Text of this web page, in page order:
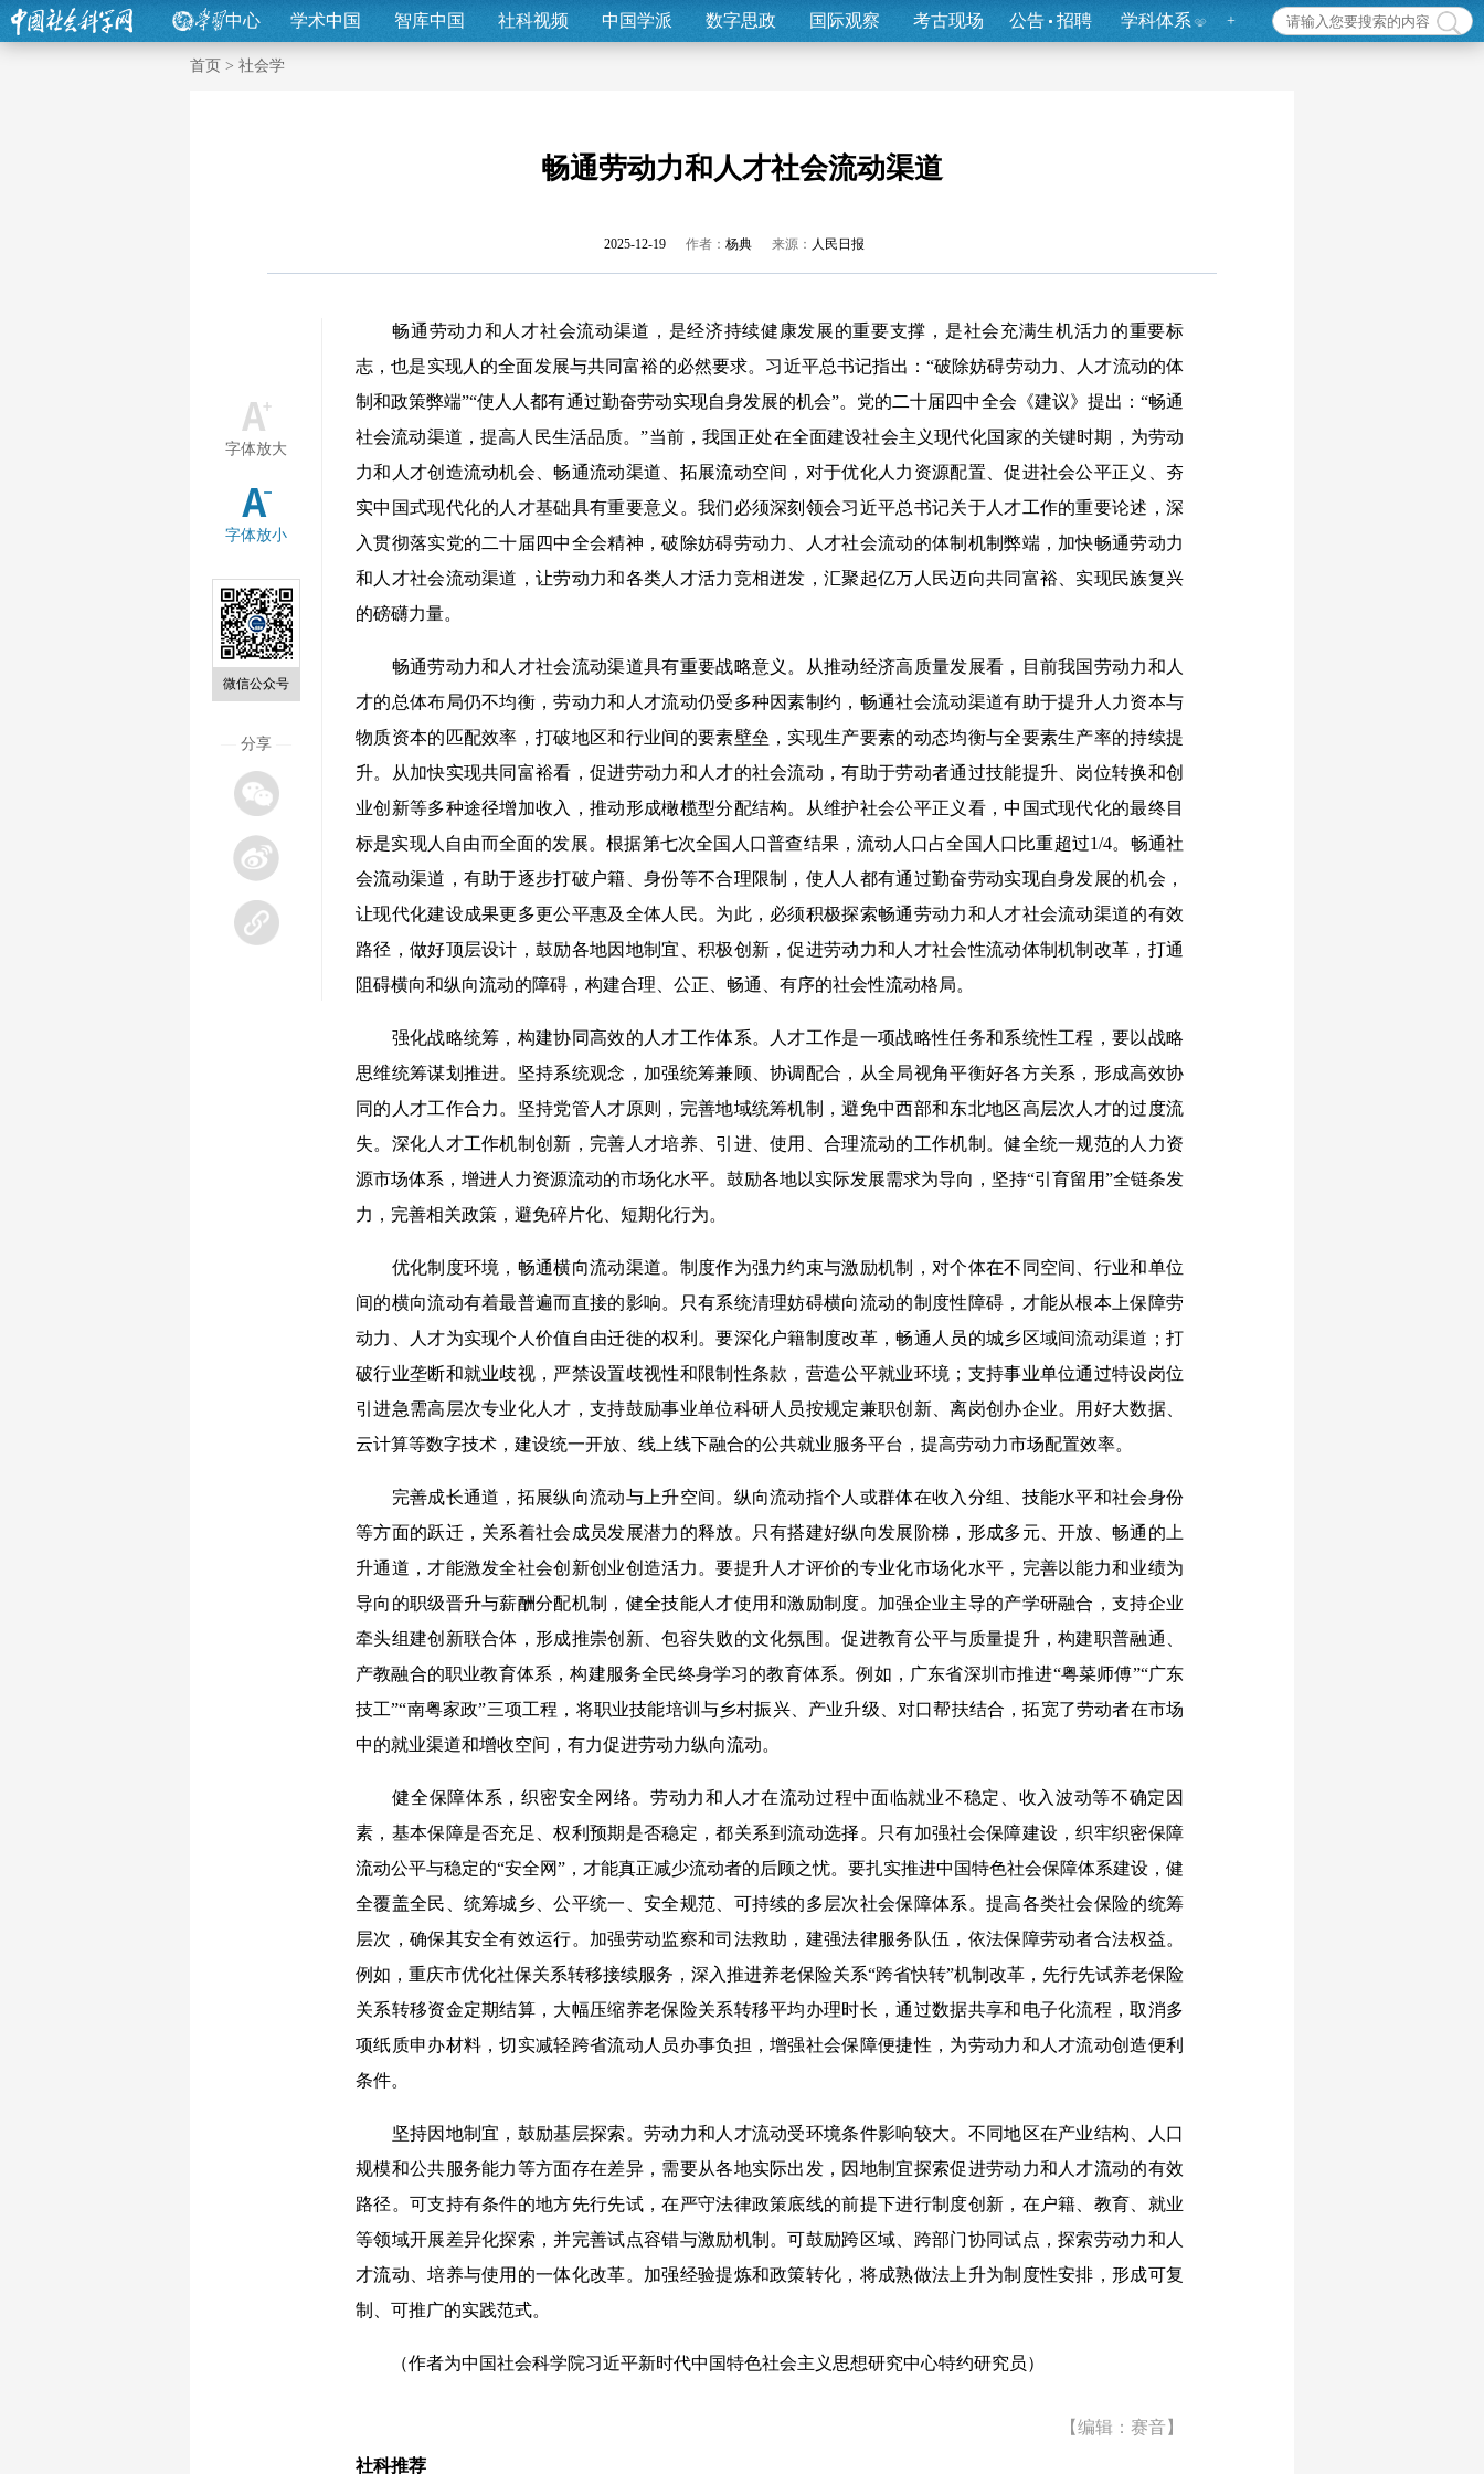
中心 学术中国 智库中国 社科视频 中国学派 数字思政 国际观察 考古现场 公告 招聘 学科体系 +
首页 > 社会学
畅通劳动力和人才社会流动渠道
2025-12-19 作者： 杨典 来源： 人民日报
字体放大
字体放小
微信公众号
分享
畅通劳动力和人才社会流动渠道，是经济持续健康发展的重要支撑，是社会充满生机活力的重要标
志，也是实现人的全面发展与共同富裕的必然要求。习近平总书记指出：“破除妨碍劳动力、人才流动的体
制和政策弊端”“使人人都有通过勤奋劳动实现自身发展的机会”。党的二十届四中全会《建议》提出：“畅通
社会流动渠道，提高人民生活品质。”当前，我国正处在全面建设社会主义现代化国家的关键时期，为劳动
力和人才创造流动机会、畅通流动渠道、拓展流动空间，对于优化人力资源配置、促进社会公平正义、夯
实中国式现代化的人才基础具有重要意义。我们必须深刻领会习近平总书记关于人才工作的重要论述，深
入贯彻落实党的二十届四中全会精神，破除妨碍劳动力、人才社会流动的体制机制弊端，加快畅通劳动力
和人才社会流动渠道，让劳动力和各类人才活力竞相迸发，汇聚起亿万人民迈向共同富裕、实现民族复兴
的磅礴力量。
畅通劳动力和人才社会流动渠道具有重要战略意义。从推动经济高质量发展看，目前我国劳动力和人
才的总体布局仍不均衡，劳动力和人才流动仍受多种因素制约，畅通社会流动渠道有助于提升人力资本与
物质资本的匹配效率，打破地区和行业间的要素壁垒，实现生产要素的动态均衡与全要素生产率的持续提
升。从加快实现共同富裕看，促进劳动力和人才的社会流动，有助于劳动者通过技能提升、岗位转换和创
业创新等多种途径增加收入，推动形成橄榄型分配结构。从维护社会公平正义看，中国式现代化的最终目
标是实现人自由而全面的发展。根据第七次全国人口普查结果，流动人口占全国人口比重超过1/4。畅通社
会流动渠道，有助于逐步打破户籍、身份等不合理限制，使人人都有通过勤奋劳动实现自身发展的机会，
让现代化建设成果更多更公平惠及全体人民。为此，必须积极探索畅通劳动力和人才社会流动渠道的有效
路径，做好顶层设计，鼓励各地因地制宜、积极创新，促进劳动力和人才社会性流动体制机制改革，打通
阻碍横向和纵向流动的障碍，构建合理、公正、畅通、有序的社会性流动格局。
强化战略统筹，构建协同高效的人才工作体系。人才工作是一项战略性任务和系统性工程，要以战略
思维统筹谋划推进。坚持系统观念，加强统筹兼顾、协调配合，从全局视角平衡好各方关系，形成高效协
同的人才工作合力。坚持党管人才原则，完善地域统筹机制，避免中西部和东北地区高层次人才的过度流
失。深化人才工作机制创新，完善人才培养、引进、使用、合理流动的工作机制。健全统一规范的人力资
源市场体系，增进人力资源流动的市场化水平。鼓励各地以实际发展需求为导向，坚持“引育留用”全链条发
力，完善相关政策，避免碎片化、短期化行为。
优化制度环境，畅通横向流动渠道。制度作为强力约束与激励机制，对个体在不同空间、行业和单位
间的横向流动有着最普遍而直接的影响。只有系统清理妨碍横向流动的制度性障碍，才能从根本上保障劳
动力、人才为实现个人价值自由迁徙的权利。要深化户籍制度改革，畅通人员的城乡区域间流动渠道；打
破行业垄断和就业歧视，严禁设置歧视性和限制性条款，营造公平就业环境；支持事业单位通过特设岗位
引进急需高层次专业化人才，支持鼓励事业单位科研人员按规定兼职创新、离岗创办企业。用好大数据、
云计算等数字技术，建设统一开放、线上线下融合的公共就业服务平台，提高劳动力市场配置效率。
完善成长通道，拓展纵向流动与上升空间。纵向流动指个人或群体在收入分组、技能水平和社会身份
等方面的跃迁，关系着社会成员发展潜力的释放。只有搭建好纵向发展阶梯，形成多元、开放、畅通的上
升通道，才能激发全社会创新创业创造活力。要提升人才评价的专业化市场化水平，完善以能力和业绩为
导向的职级晋升与薪酬分配机制，健全技能人才使用和激励制度。加强企业主导的产学研融合，支持企业
牵头组建创新联合体，形成推崇创新、包容失败的文化氛围。促进教育公平与质量提升，构建职普融通、
产教融合的职业教育体系，构建服务全民终身学习的教育体系。例如，广东省深圳市推进“粤菜师傅”“广东
技工”“南粤家政”三项工程，将职业技能培训与乡村振兴、产业升级、对口帮扶结合，拓宽了劳动者在市场
中的就业渠道和增收空间，有力促进劳动力纵向流动。
健全保障体系，织密安全网络。劳动力和人才在流动过程中面临就业不稳定、收入波动等不确定因
素，基本保障是否充足、权利预期是否稳定，都关系到流动选择。只有加强社会保障建设，织牢织密保障
流动公平与稳定的“安全网”，才能真正减少流动者的后顾之忧。要扎实推进中国特色社会保障体系建设，健
全覆盖全民、统筹城乡、公平统一、安全规范、可持续的多层次社会保障体系。提高各类社会保险的统筹
层次，确保其安全有效运行。加强劳动监察和司法救助，建强法律服务队伍，依法保障劳动者合法权益。
例如，重庆市优化社保关系转移接续服务，深入推进养老保险关系“跨省快转”机制改革，先行先试养老保险
关系转移资金定期结算，大幅压缩养老保险关系转移平均办理时长，通过数据共享和电子化流程，取消多
项纸质申办材料，切实减轻跨省流动人员办事负担，增强社会保障便捷性，为劳动力和人才流动创造便利
条件。
坚持因地制宜，鼓励基层探索。劳动力和人才流动受环境条件影响较大。不同地区在产业结构、人口
规模和公共服务能力等方面存在差异，需要从各地实际出发，因地制宜探索促进劳动力和人才流动的有效
路径。可支持有条件的地方先行先试，在严守法律政策底线的前提下进行制度创新，在户籍、教育、就业
等领域开展差异化探索，并完善试点容错与激励机制。可鼓励跨区域、跨部门协同试点，探索劳动力和人
才流动、培养与使用的一体化改革。加强经验提炼和政策转化，将成熟做法上升为制度性安排，形成可复
制、可推广的实践范式。
（作者为中国社会科学院习近平新时代中国特色社会主义思想研究中心特约研究员）
【编辑：赛音】
社科推荐